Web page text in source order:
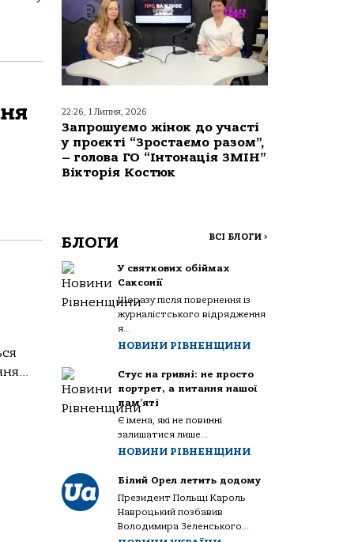
22:26, 1 Липня, 2026
Запрошуємо жінок до участі
у проєкті “Зростаємо разом”,
– голова ГО “Інтонація ЗМІН”
Вікторія Костюк
БЛОГИ ВСІ БЛОГИ >
У святкових обіймах
Саксонії
Щоразу після повернення із
журналістського відрядження
я...
НОВИНИ РІВНЕНЩИНИ
Стус на гривні: не просто
портрет, а питання нашої
пам’яті
Є імена, які не повинні
залишатися лише...
НОВИНИ РІВНЕНЩИНИ
Білий Орел летить додому
Президент Польщі Кароль
Навроцький позбавив
Володимира Зеленського...